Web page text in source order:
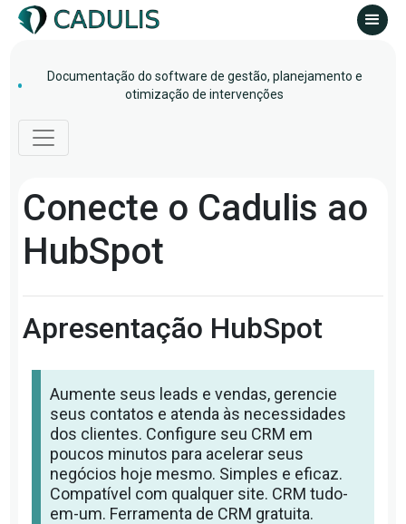
Documentação do software de gestão, planejamento e
otimização de intervenções
Conecte o Cadulis ao
HubSpot
Apresentação HubSpot
Aumente seus leads e vendas, gerencie
seus contatos e atenda às necessidades
dos clientes. Configure seu CRM em
poucos minutos para acelerar seus
negócios hoje mesmo. Simples e eficaz.
Compatível com qualquer site. CRM tudo-
em-um. Ferramenta de CRM gratuita.